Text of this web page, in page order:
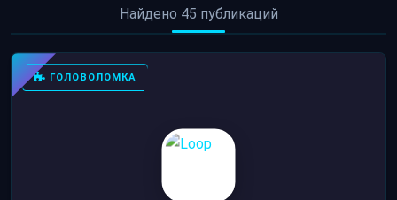
Найдено 45 публикаций
ГОЛОВОЛОМКА